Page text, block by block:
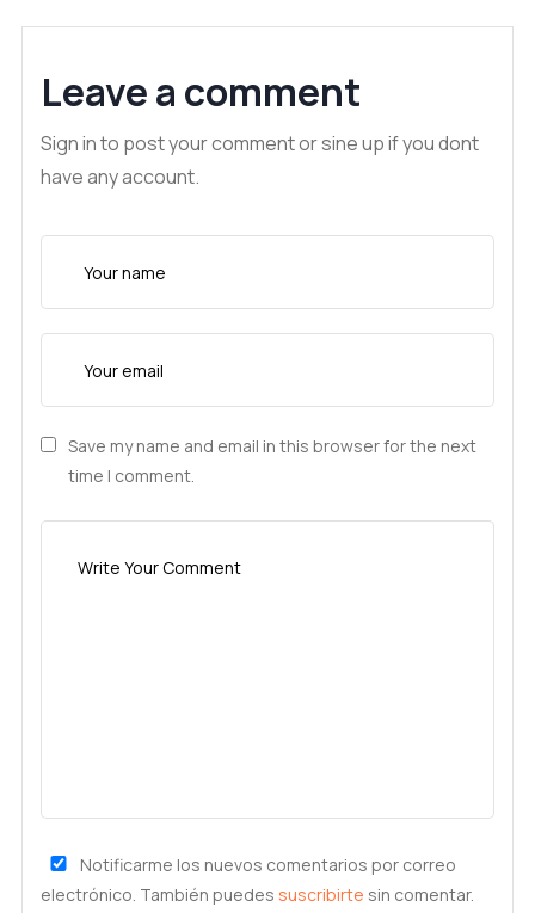
Leave a comment
Sign in to post your comment or sine up if you dont
have any account.
Save my name and email in this browser for the next
time I comment.
Notificarme los nuevos comentarios por correo
electrónico. También puedes suscribirte sin comentar.